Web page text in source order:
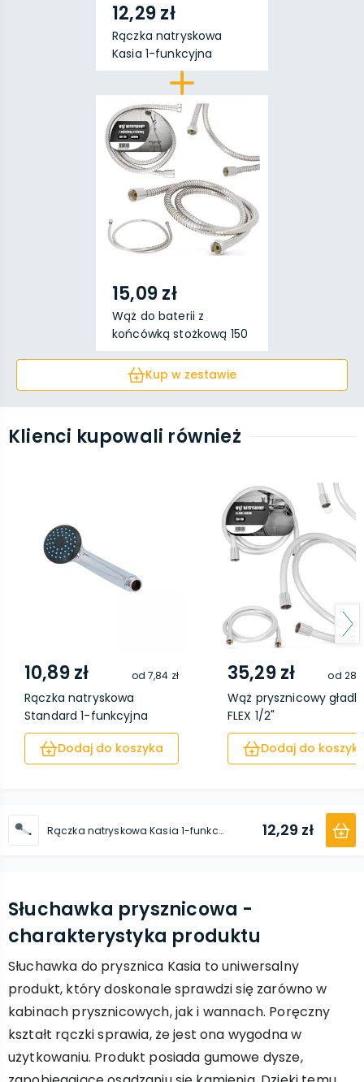
12,29 zł
Rączka natryskowa
Kasia 1-funkcyjna
15,09 zł
Wąż do baterii z
końcówką stożkową 150
c...
Kup w zestawie
Klienci kupowali również
10,89 zł od7,84 zł
Rączka natryskowa
Standard 1-funkcyjna
Dodaj do koszyka
35,29 zł od
Wąż prysznicowy gładki
FLEX 1/2"
Dodaj do
Rączka natryskowa Kasia 1-funkcyjna 12,29 zł
Słuchawka prysznicowa -
charakterystyka produktu
Słuchawka do prysznica Kasia to uniwersalny
produkt, który doskonale sprawdzi się zarówno w
kabinach prysznicowych, jak i wannach. Poręczny
kształt rączki sprawia, że jest ona wygodna w
użytkowaniu. Produkt posiada gumowe dysze,